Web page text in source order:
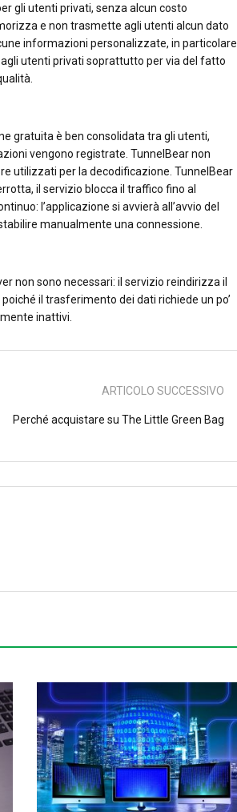
gli utenti privati, senza alcun costo
e non trasmette agli utenti alcun dato
informazioni personalizzate, in particolare
utenti privati soprattutto per via del fatto
gratuita è ben consolidata tra gli utenti,
vengono registrate. TunnelBear non
utilizzati per la decodificazione. TunnelBear
il servizio blocca il traffico fino al
l’applicazione si avvierà all’avvio del
manualmente una connessione.
non sono necessari: il servizio reindirizza il
il trasferimento dei dati richiede un po’
inattivi.
ARTICOLO SUCCESSIVO
Perché acquistare su The Little Green Bag